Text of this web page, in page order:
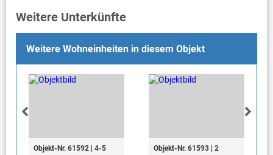
Weitere Unterkünfte
Weitere Wohneinheiten in diesem Objekt
Objekt-Nr. 61592 | 4-5
Objekt-Nr. 61593 | 2